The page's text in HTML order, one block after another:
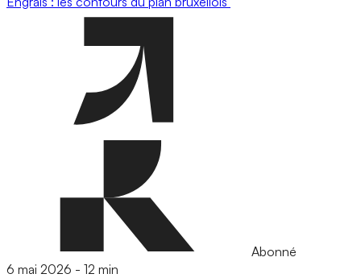
Abonné
6 mai 2026 - 12 min